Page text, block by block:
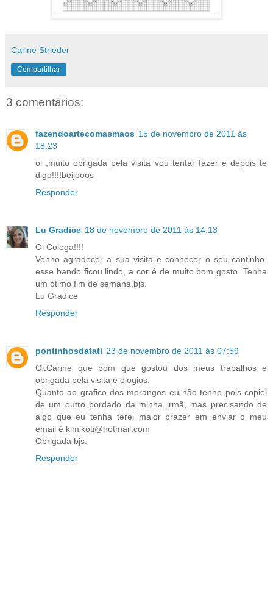
Carine Strieder
Compartilhar
3 comentários:
fazendoartecomasmaos 15 de novembro de 2011 às
18:23
oi ,muito obrigada pela visita vou tentar fazer e depois te
digo!!!!beijooos
Responder
Lu Gradice 18 de novembro de 2011 às 14:13
Oi Colega!!!!
Venho agradecer a sua visita e conhecer o seu cantinho,
esse bando ficou lindo, a cor é de muito bom gosto. Tenha
um ótimo fim de semana,bjs.
Lu Gradice
Responder
pontinhosdatati 23 de novembro de 2011 às 07:59
Oi.Carine que bom que gostou dos meus trabalhos e
obrigada pela visita e elogios.
Quanto ao grafico dos morangos eu não tenho pois copiei
de um outro bordado da minha irmã, mas precisando de
algo que eu tenha terei maior prazer em enviar o meu
email é kimikoti@hotmail.com
Obrigada bjs.
Responder